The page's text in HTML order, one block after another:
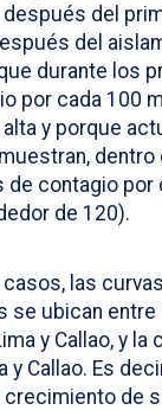
del
del
durante los
por cada 100
y porque
contagio por
de 120).
casos, las
se ubican entre
y Callao, y la
y Callao. Es
crecimiento de